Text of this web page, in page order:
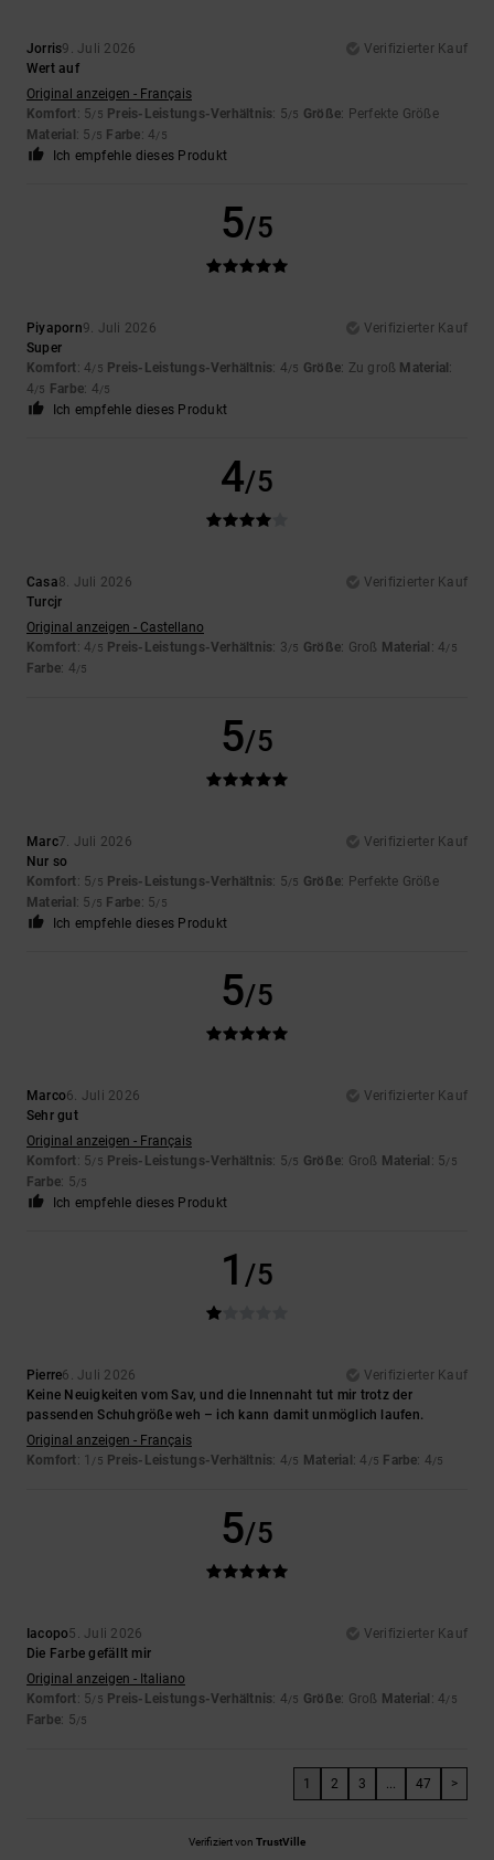
Jorris9. Juli 2026
Verifizierter Kauf
Wert auf
Original anzeigen - Français
Komfort: 5/5 Preis-Leistungs-Verhältnis: 5/5 Größe: Perfekte Größe
Material: 5 /5 Farbe: 4/5
Ich empfehle dieses Produkt
5/5
Piyaporn9. Juli 2026
Verifizierter Kauf
Super
Komfort: 4/5 Preis-Leistungs-Verhältnis: 4/5 Größe: Zu groß Material:
4/5 Farbe: 4/5
Ich empfehle dieses Produkt
4/5
Casa8. Juli 2026
Verifizierter Kauf
Turcjr
Original anzeigen - Castellano
Komfort: 4/5 Preis-Leistungs-Verhältnis: 3/5 Größe: Groß Material : 4/5
Farbe: 4/5
5/5
Marc7. Juli 2026
Verifizierter Kauf
Nur so
Komfort: 5/5 Preis-Leistungs-Verhältnis: 5/5 Größe: Perfekte Größe
Material: 5 /5 Farbe: 5/5
Ich empfehle dieses Produkt
5/5
Marco6. Juli 2026
Verifizierter Kauf
Sehr gut
Original anzeigen - Français
Komfort: 5/5 Preis-Leistungs-Verhältnis: 5/5 Größe: Groß Material : 5/5
Farbe: 5/5
Ich empfehle dieses Produkt
1 /5
Pierre6. Juli 2026
Verifizierter Kauf
Keine Neuigkeiten vom Sav, und die Innennaht tut mir trotz der
passenden Schuhgröße weh – ich kann damit unmöglich laufen.
Original anzeigen - Français
Komfort: 1 /5 Preis-Leistungs-Verhältnis: 4/5 Material: 4 /5 Farbe: 4/5
5/5
Iacopo5. Juli 2026
Verifizierter Kauf
Die Farbe gefällt mir
Original anzeigen - Italiano
Komfort: 5/5 Preis-Leistungs-Verhältnis: 4/5 Größe: Groß Material : 4/5
Farbe: 5/5
1 2 3 ... 47 >
Verifiziert von TrustVille